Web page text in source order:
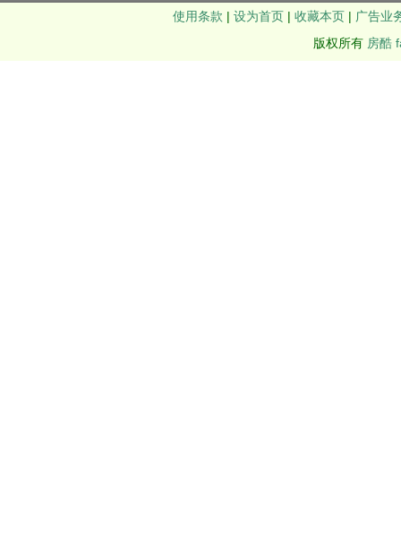
使用条款 | 设为首页 | 收藏本页 | 广告业
版权所有 房酷